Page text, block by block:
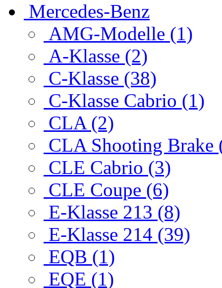
Mercedes-Benz
AMG-Modelle (1)
A-Klasse (2)
C-Klasse (38)
C-Klasse Cabrio (1)
CLA (2)
CLA Shooting Brake
CLE Cabrio (3)
CLE Coupe (6)
E-Klasse 213 (8)
E-Klasse 214 (39)
EQB (1)
EQE (1)